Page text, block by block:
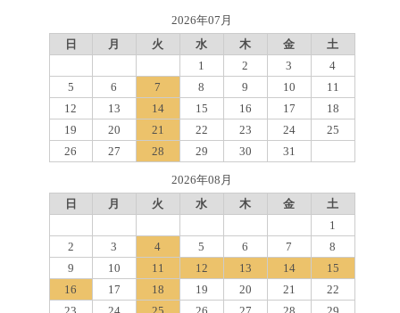
2026年07月
日
月 火 水 木 金
土
1
2 3
4
5
6 7 8 9 10
11
12
13 14 15 16 17
18
19
20 21 22 23 24
25
26
27 28 29 30 31
2026年08月
日
月 火 水 木 金
土
1
2
3 4 5 6 7
8
9
10 11 12 13 14
15
16
17 18 19 20 21
22